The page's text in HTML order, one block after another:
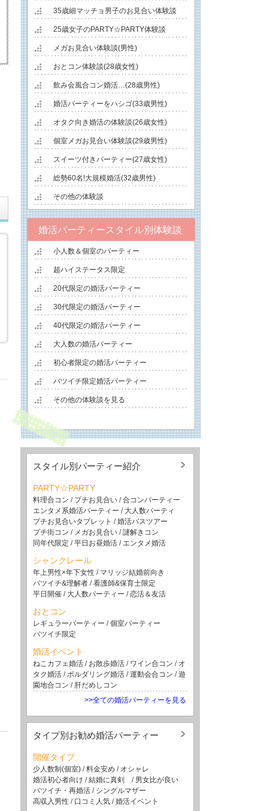
35歳細マッチョ男子のお見合い体験談
25歳女子のPARTY☆PARTY体験談
メガお見合い体験談(男性)
おとコン体験談(28歳女性)
飲み会風合コン婚活…(28歳男性)
婚活パーティーをハシゴ(33歳男性)
オタク向き婚活の体験談(26歳女性)
個室メガお見合い体験談(29歳男性)
スイーツ付きパーティー(27歳女性)
総勢60名!大規模婚活(32歳男性)
その他の体験談
婚活パーティースタイル別体験談
小人数＆個室のパーティー
超ハイステータス限定
20代限定の婚活パーティー
30代限定の婚活パーティー
40代限定の婚活パーティー
大人数の婚活パーティー
初心者限定の婚活パーティー
バツイチ限定婚活パーティー
その他の体験談を見る
スタイル別パーティー紹介
PARTY☆PARTY
料理合コン / プチお見合い /合コンパーティー
エンタメ系婚活パーティー / 大人数パーティ
プチお見合いタブレット /婚活バスツアー
プチ街コン / メガお見合い /謎解きコン
同年代限定 /平日お昼婚活 / エンタメ婚活
シャンクレール
年上男性×年下女性 / マリッジ結婚前向き
バツイチ&理解者 /看護師&保育士限定
平日開催 / 大人数パーティー /恋活＆友活
おとコン
レギュラーパーティー /個室パーティー
バツイチ限定
婚活イベント
ねこカフェ婚活 / お散歩婚活 / ワイン合コン / オ
タク婚活 /ボルダリング婚活 /運動会合コン /遊
園地合コン / 肝だめしコン
>>全ての婚活パーティーを見る
タイプ別お勧め婚活パーティー
開催タイプ
少人数制(個室) /料金安め / オシャレ
婚活初心者向け /結婚に真剣 / 男女比が良い
バツイチ・再婚活 / シングルマザー
高収入男性 / 口コミ人気 /婚活イベント